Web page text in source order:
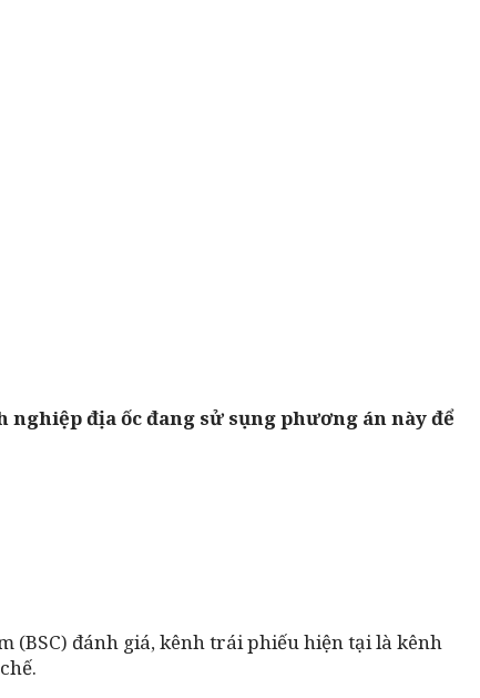
địa ốc đang sử sụng phương án này để
(BSC) đánh giá, kênh trái phiếu hiện tại là kênh